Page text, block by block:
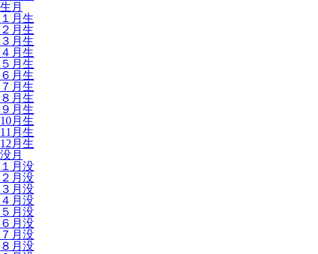
生月
１月生
２月生
３月生
４月生
５月生
６月生
７月生
８月生
９月生
10月生
11月生
12月生
没月
１月没
２月没
３月没
４月没
５月没
６月没
７月没
８月没